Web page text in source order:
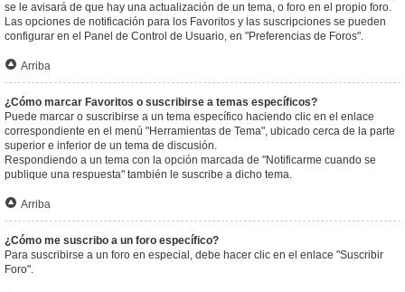
se le avisará de que hay una actualización de un tema, o foro en el propio foro.
Las opciones de notificación para los Favoritos y las suscripciones se pueden
configurar en el Panel de Control de Usuario, en "Preferencias de Foros".
Arriba
¿Cómo marcar Favoritos o suscribirse a temas específicos?
Puede marcar o suscribirse a un tema específico haciendo clic en el enlace
correspondiente en el menú "Herramientas de Tema", ubicado cerca de la parte
superior e inferior de un tema de discusión.
Respondiendo a un tema con la opción marcada de "Notificarme cuando se
publique una respuesta" también le suscribe a dicho tema.
Arriba
¿Cómo me suscribo a un foro específico?
Para suscribirse a un foro en especial, debe hacer clic en el enlace "Suscribir
Foro".